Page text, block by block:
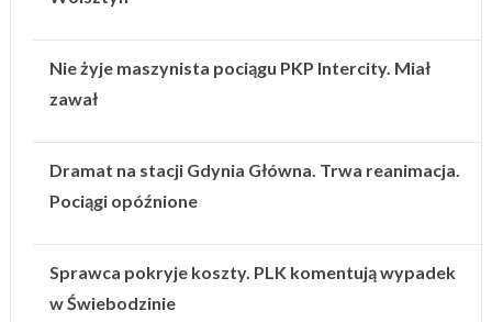
Nie żyje maszynista pociągu PKP Intercity. Miał
zawał
Dramat na stacji Gdynia Główna. Trwa reanimacja.
Pociągi opóźnione
Sprawca pokryje koszty. PLK komentują wypadek
w Świebodzinie